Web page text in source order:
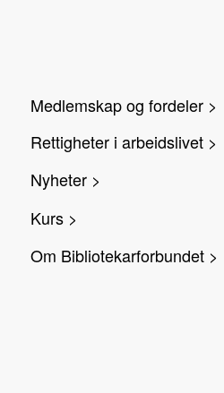
Medlemskap og fordeler >
Rettigheter i arbeidslivet >
Nyheter >
Kurs >
Om Bibliotekarforbundet >